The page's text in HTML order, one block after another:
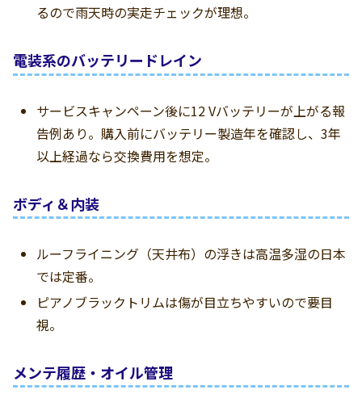
るので雨天時の実走チェックが理想。
電装系のバッテリードレイン
サービスキャンペーン後に12 Vバッテリーが上がる報
告例あり。購入前にバッテリー製造年を確認し、3年
以上経過なら交換費用を想定。
ボディ＆内装
ルーフライニング（天井布）の浮きは高温多湿の日本
では定番。
ピアノブラックトリムは傷が目立ちやすいので要目
視。
メンテ履歴・オイル管理